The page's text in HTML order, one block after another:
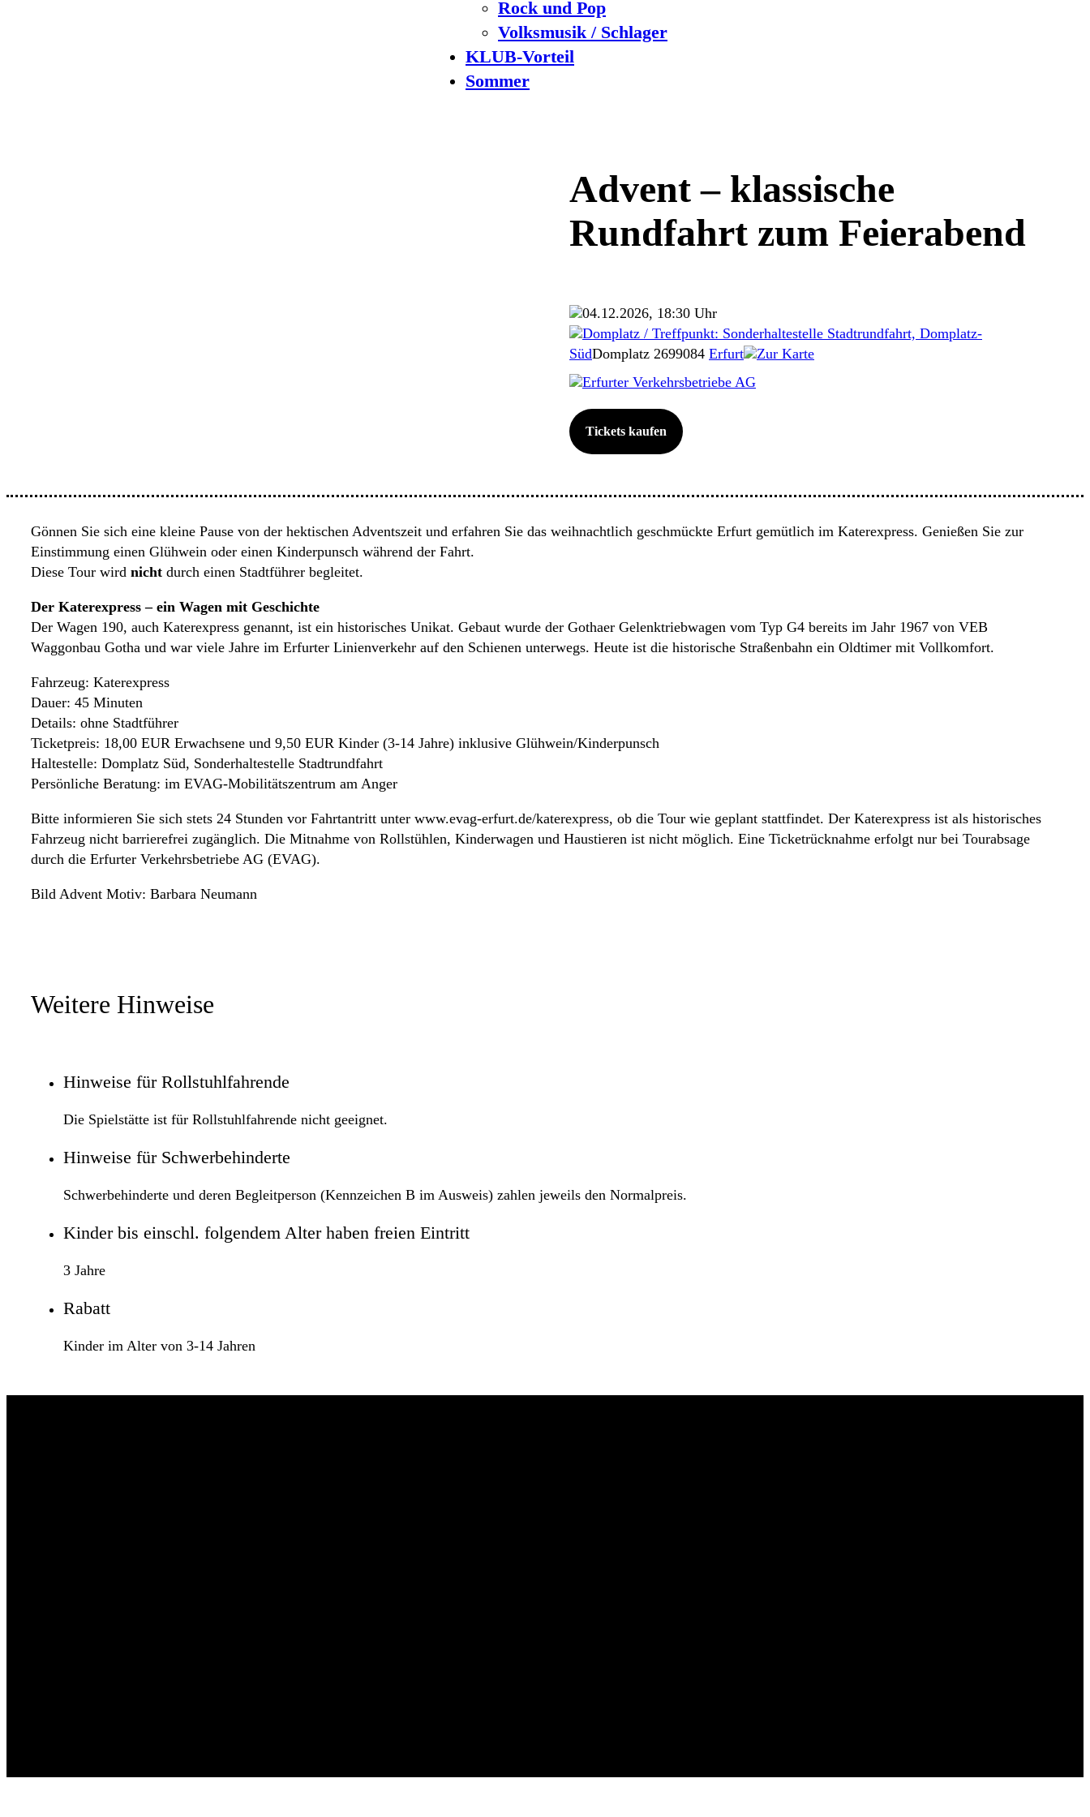
Rock und Pop
Volksmusik / Schlager
KLUB-Vorteil
Sommer
Advent – klassische
Rundfahrt zum Feierabend
04.12.2026, 18:30 Uhr
Domplatz / Treffpunkt: Sonderhaltestelle Stadtrundfahrt, Domplatz-
SüdDomplatz 2699084 Erfurt
Zur Karte
Erfurter Verkehrsbetriebe AG
Tickets kaufen
Gönnen Sie sich eine kleine Pause von der hektischen Adventszeit und erfahren Sie das weihnachtlich geschmückte Erfurt gemütlich im Katerexpress. Genießen Sie zur
Einstimmung einen Glühwein oder einen Kinderpunsch während der Fahrt.
Diese Tour wird nicht durch einen Stadtführer begleitet.
Der Katerexpress – ein Wagen mit Geschichte
Der Wagen 190, auch Katerexpress genannt, ist ein historisches Unikat. Gebaut wurde der Gothaer Gelenktriebwagen vom Typ G4 bereits im Jahr 1967 von VEB
Waggonbau Gotha und war viele Jahre im Erfurter Linienverkehr auf den Schienen unterwegs. Heute ist die historische Straßenbahn ein Oldtimer mit Vollkomfort.
Fahrzeug: Katerexpress
Dauer: 45 Minuten
Details: ohne Stadtführer
Ticketpreis: 18,00 EUR Erwachsene und 9,50 EUR Kinder (3-14 Jahre) inklusive Glühwein/Kinderpunsch
Haltestelle: Domplatz Süd, Sonderhaltestelle Stadtrundfahrt
Persönliche Beratung: im EVAG-Mobilitätszentrum am Anger
Bitte informieren Sie sich stets 24 Stunden vor Fahrtantritt unter www.evag-erfurt.de/katerexpress, ob die Tour wie geplant stattfindet. Der Katerexpress ist als historisches
Fahrzeug nicht barrierefrei zugänglich. Die Mitnahme von Rollstühlen, Kinderwagen und Haustieren ist nicht möglich. Eine Ticketrücknahme erfolgt nur bei Tourabsage
durch die Erfurter Verkehrsbetriebe AG (EVAG).
Bild Advent Motiv: Barbara Neumann
Weitere Hinweise
Hinweise für Rollstuhlfahrende
Die Spielstätte ist für Rollstuhlfahrende nicht geeignet.
Hinweise für Schwerbehinderte
Schwerbehinderte und deren Begleitperson (Kennzeichen B im Ausweis) zahlen jeweils den Normalpreis.
Kinder bis einschl. folgendem Alter haben freien Eintritt
3 Jahre
Rabatt
Kinder im Alter von 3-14 Jahren